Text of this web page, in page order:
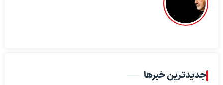
جدیدترین خبرها